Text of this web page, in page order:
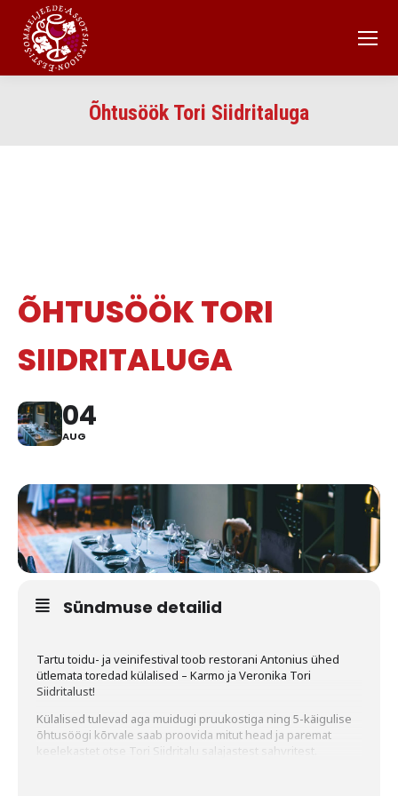
Õhtusöök Tori Siidritaluga
ÕHTUSÖÖK TORI
SIIDRITALUGA
04
AUG
Sündmuse detailid
Tartu toidu- ja veinifestival toob restorani Antonius ühed
ütlemata toredad külalised – Karmo ja Veronika Tori
Siidritalust!
Külalised tulevad aga muidugi pruukostiga ning 5-käigulise
õhtusöögi kõrvale saab proovida mitut head ja paremat
keelekastet otse Tori Siidritalu salajastest sahvritest.